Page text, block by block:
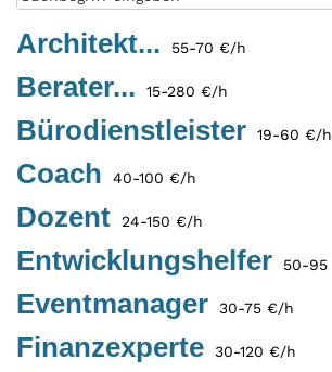
Architekt... 55-70 €/h
Berater... 15-280 €/h
Bürodienstleister 19-60 €/h
Coach 40-100 €/h
Dozent 24-150 €/h
Entwicklungshelfer 50-95
Eventmanager 30-75 €/h
Finanzexperte 30-120 €/h